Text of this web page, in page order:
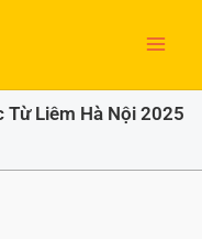
Từ Liêm Hà Nội 2025